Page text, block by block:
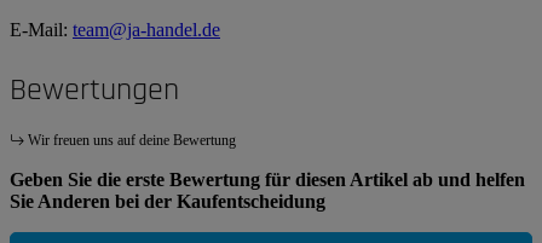
E-Mail: team@ja-handel.de
Bewertungen
Wir freuen uns auf deine Bewertung
Geben Sie die erste Bewertung für diesen Artikel ab und helfen
Sie Anderen bei der Kaufentscheidung